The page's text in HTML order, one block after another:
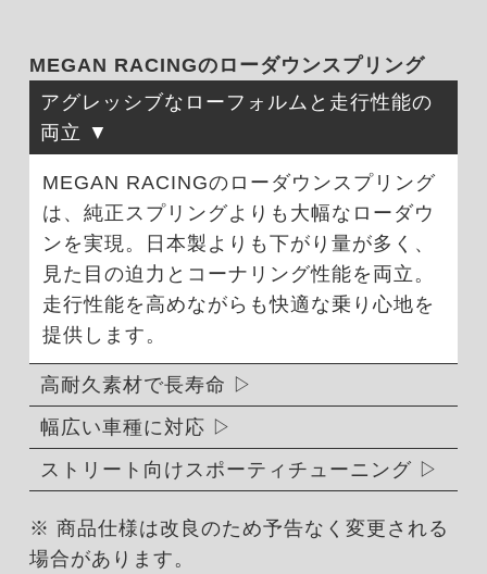
MEGAN RACINGのローダウンスプリング
アグレッシブなローフォルムと走行性能の
両立
MEGAN RACINGのローダウンスプリング
は、純正スプリングよりも大幅なローダウ
ンを実現。日本製よりも下がり量が多く、
見た目の迫力とコーナリング性能を両立。
走行性能を高めながらも快適な乗り心地を
提供します。
高耐久素材で長寿命
幅広い車種に対応
ストリート向けスポーティチューニング
※ 商品仕様は改良のため予告なく変更される
場合があります。